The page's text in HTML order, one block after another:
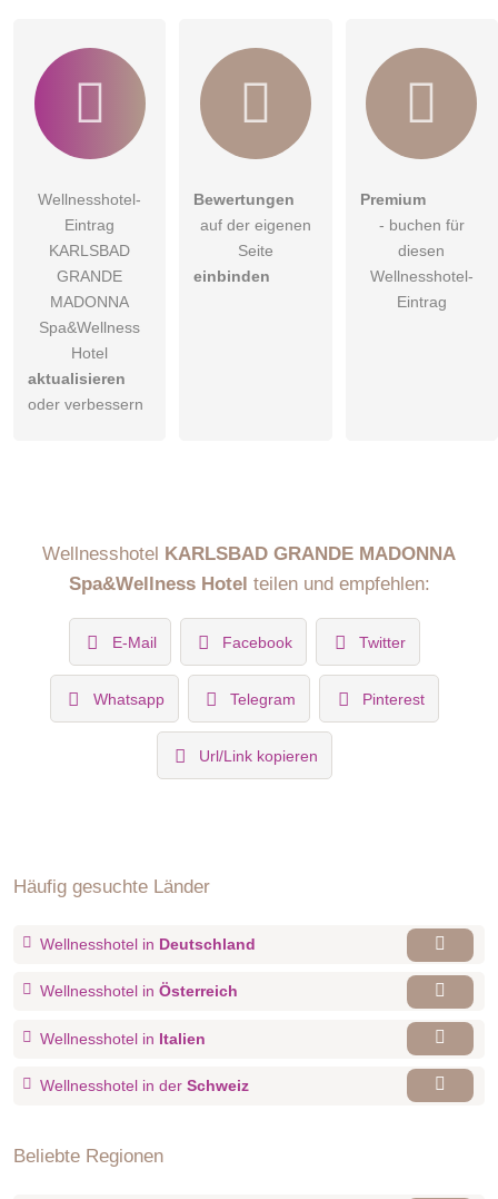
Wellnesshotel-
Eintrag
KARLSBAD
GRANDE
MADONNA
Spa&Wellness
Hotel
aktualisieren
oder verbessern
Bewertungen
auf der eigenen
Seite
einbinden
Premium
- buchen für
diesen
Wellnesshotel-
Eintrag
Wellnesshotel KARLSBAD GRANDE MADONNA
Spa&Wellness Hotel teilen und empfehlen:
E-Mail Facebook Twitter
Whatsapp Telegram Pinterest
Url/Link kopieren
Häufig gesuchte Länder
Wellnesshotel in Deutschland
Wellnesshotel in Österreich
Wellnesshotel in Italien
Wellnesshotel in der Schweiz
Beliebte Regionen